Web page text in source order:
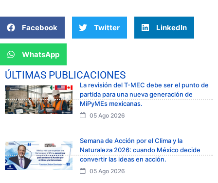
Facebook Twitter LinkedIn
WhatsApp
ÚLTIMAS PUBLICACIONES
La revisión del T-MEC debe ser el punto de
partida para una nueva generación de
MiPyMEs mexicanas.
05 Ago 2026
Semana de Acción por el Clima y la
Naturaleza 2026: cuando México decide
convertir las ideas en acción.
05 Ago 2026